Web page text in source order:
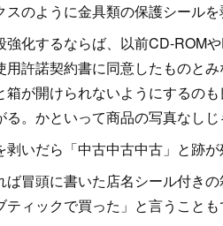
のように金具類の保護シールを
化するならば、以前CD-ROM
用許諾契約書に同意したものと
箱が開けられないようにするの
る。かといって商品の写真なし
いだら「中古中古中古」と跡が
冒頭に書いた店名シール付き
ティックで買った」と言うことも